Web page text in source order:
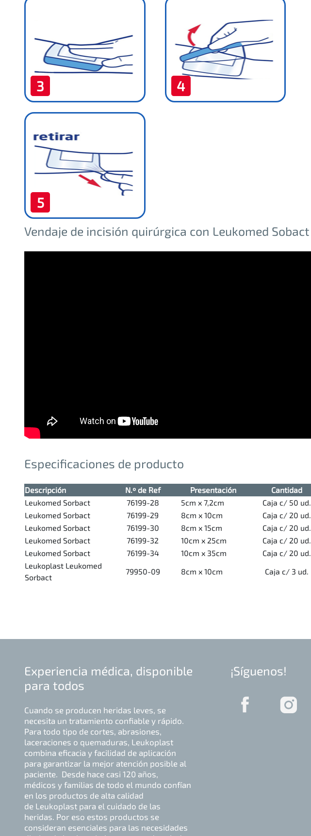
3 4
5
Vendaje de incisión quirúrgica con Leukomed Sobact
Especificaciones de producto
Descripción N.º de Ref Presentación
Cantidad
Leukomed Sorbact
76199-28 5cm x 7,2cm
Caja c/ 50 ud.
Leukomed Sorbact
76199-29 8cm x 10cm
Caja c/ 20 ud.
Leukomed Sorbact
76199-30 8cm x 15cm
Caja c/ 20 ud.
Leukomed Sorbact
76199-32 10cm x 25cm
Caja c/ 20 ud.
Leukomed Sorbact
76199-34 10cm x 35cm
Caja c/ 20 ud.
Leukoplast Leukomed
Sorbact
79950-09 8cm x 10cm Caja c/ 3 ud.
Experiencia médica, disponible
para todos
Cuando se producen heridas leves, se
necesita un tratamiento confiable y rápido.
Para todo tipo de cortes, abrasiones,
laceraciones o quemaduras, Leukoplast
combina eficacia y facilidad de aplicación
para garantizar la mejor atención posible al
paciente. Desde hace casi 120 años,
médicos y familias de todo el mundo confían
en los productos de alta calidad
de Leukoplast para el cuidado de las
heridas. Por eso estos productos se
consideran esenciales para las necesidades
¡Síguenos!